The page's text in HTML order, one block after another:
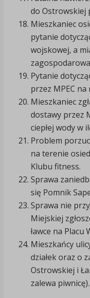
do Ostrowskiej
Mieszkaniec
pytanie
wojskowej, a
Pytanie
przez MPEC
Mieszkaniec
dostawy przez
ciepłej wody w
Problem
na terenie
Klubu fitness.
Sprawa
się Pomnik
Sprawa nie
Miejskiej
ławce na Placu
Mieszkańcy
działek oraz o
Ostrowskiej i
zalewa piwnicę).